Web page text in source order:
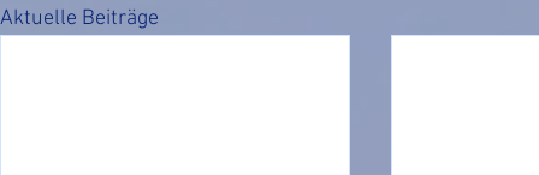
Aktuelle Beiträge